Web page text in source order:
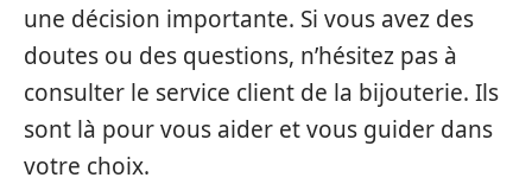
une décision importante. Si vous avez des
doutes ou des questions, n’hésitez pas à
consulter le service client de la bijouterie. Ils
sont là pour vous aider et vous guider dans
votre choix.